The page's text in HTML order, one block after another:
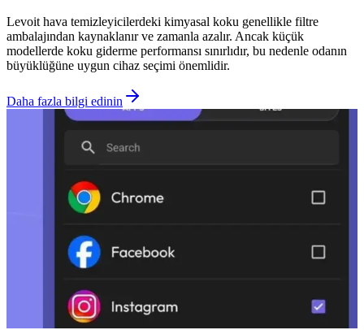
Levoit hava temizleyicilerdeki kimyasal koku genellikle filtre
ambalajından kaynaklanır ve zamanla azalır. Ancak küçük
modellerde koku giderme performansı sınırlıdır, bu nedenle odanın
büyüklüğüne uygun cihaz seçimi önemlidir.
Daha fazla bilgi edinin